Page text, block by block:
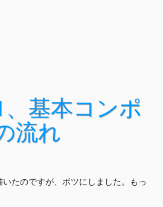
基本コンポ
流れ
たのですが、ボツにしました。もっ